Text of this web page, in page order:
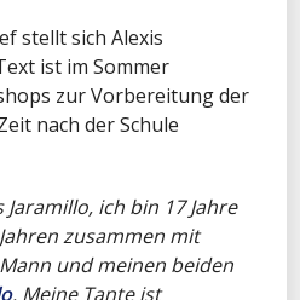
stellt sich Alexis
ist im Sommer
zur Vorbereitung der
nach der Schule
ich bin 17 Jahre
zusammen mit
und meinen beiden
. Meine Tante ist